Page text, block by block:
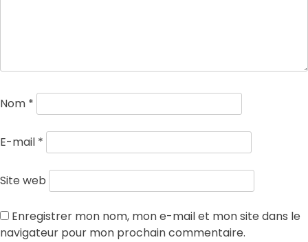
Nom *
E-mail *
Site web
Enregistrer mon nom, mon e-mail et mon site dans le
navigateur pour mon prochain commentaire.